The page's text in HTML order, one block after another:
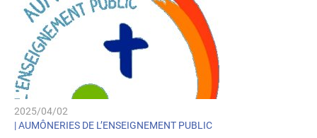
2025/04/02
|AUMÔNERIES DE L’ENSEIGNEMENT PUBLIC